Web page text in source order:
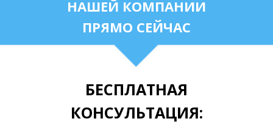
НАШЕЙ КОМПАНИИ
ПРЯМО СЕЙЧАС
БЕСПЛАТНАЯ
КОНСУЛЬТАЦИЯ: